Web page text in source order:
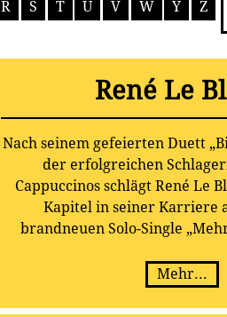
R S T U V W Y Z
René Le
Nach seinem gefeierten Duett
der erfolgreichen
Cappuccinos schlägt René Le
Kapitel in seiner Karriere
brandneuen Solo-Single
er zu den vielseitigsten
Schlagers
Mehr...